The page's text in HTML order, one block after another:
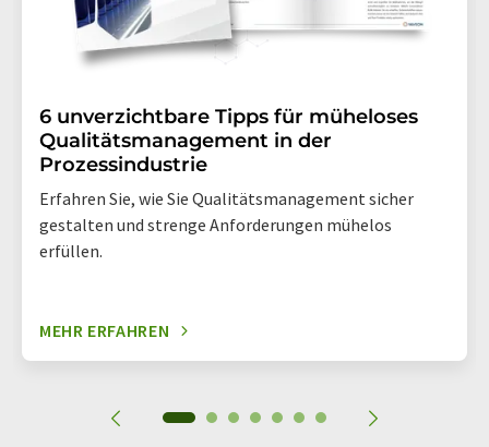
6 unverzichtbare Tipps für müheloses
Qualitätsmanagement in der
Prozessindustrie
Erfahren Sie, wie Sie Qualitätsmanagement sicher
gestalten und strenge Anforderungen mühelos
erfüllen.
MEHR ERFAHREN